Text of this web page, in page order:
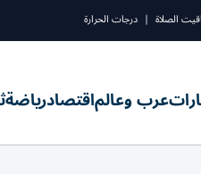
الصلاة | درجات الحرارة
عرب وعالماقتصادرياضة